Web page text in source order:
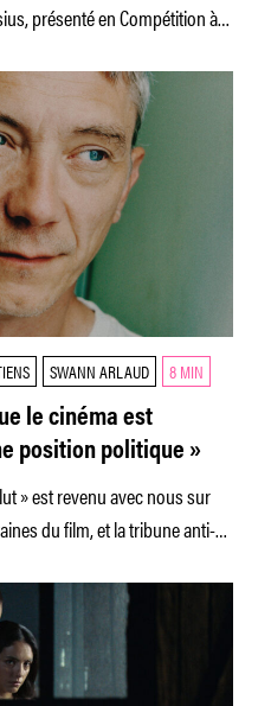
présenté en Compétition à
SWANN ARLAUD 8 MIN
le cinéma est
position politique »
» est revenu avec nous sur
du film, et la tribune anti-